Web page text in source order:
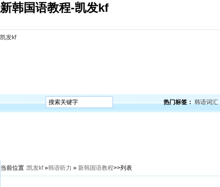
新韩国语教程-凯发kf
凯发kf
热门标签： 韩语词汇
当前位置 :凯发kf»韩语听力 » 新韩国语教程>>列表